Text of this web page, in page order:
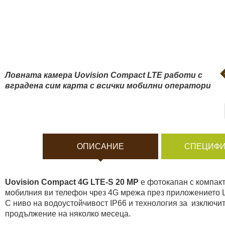
Боди камери и екшън
Соларни панели и
Спортни и смарт
Видеорегистратори
За подаръци
Ловната камера Uovision Compact LTE работи с
вградена сим карта с всички мобилни оператори
ОПИСАНИЕ
Uovision Compact 4G LTE-S 20 MP e фотокапан с
мобилния ви телефон чрез 4G мрежа през приложението
С ниво на водоустойчивост IP66 и технология за
продължение на няколко месеца.